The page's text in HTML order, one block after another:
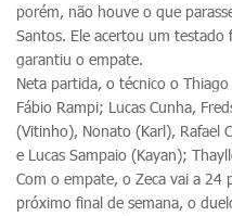
porém, não houve o que
Santos. Ele acertou um testado
garantiu o empate.
Neta partida, o técnico o
Fábio Rampi; Lucas Cunha,
(Vitinho), Nonato (Karl), Rafael
e Lucas Sampaio (Kayan);
Com o empate, o Zeca vai a 24
próximo final de semana, o